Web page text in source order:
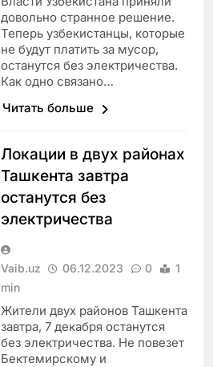
довольно странное решение.
Теперь узбекистанцы, которые
не будут платить за мусор,
останутся без электричества.
Как одно связано…
Читать больше
Локации в двух районах
Ташкента завтра
останутся без
электричества
Vaib.uz 06.12.2023 0
1
min
Жители двух районов Ташкента
завтра, 7 декабря останутся
без электричества. Не повезет
Бектемирскому и